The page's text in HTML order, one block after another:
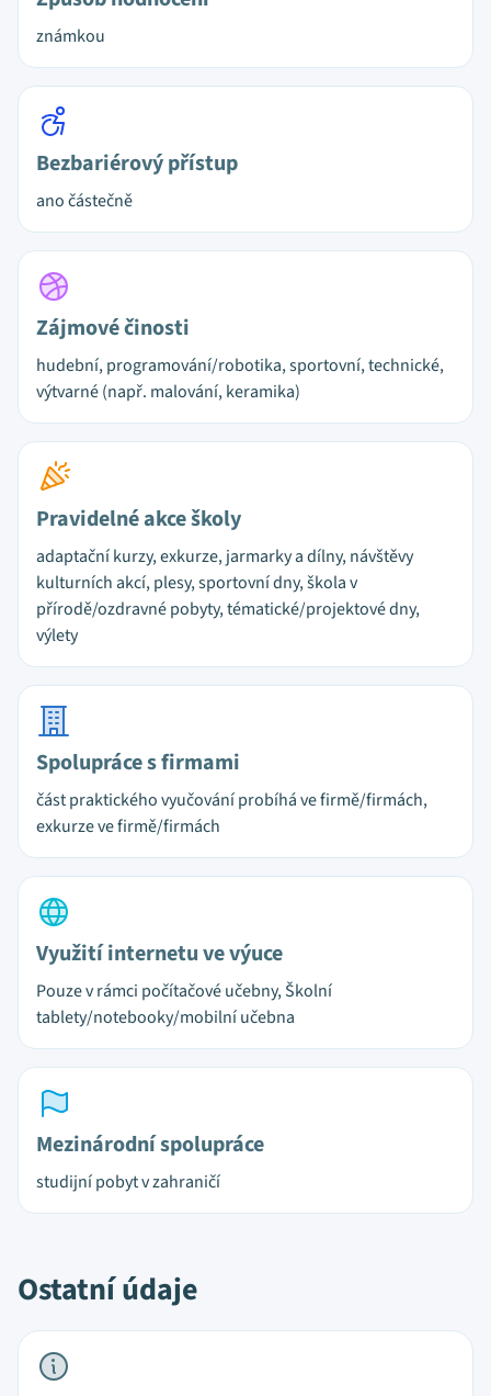
známkou
Bezbariérový přístup
ano částečně
Zájmové činosti
hudební, programování/robotika, sportovní, technické,
výtvarné (např. malování, keramika)
Pravidelné akce školy
adaptační kurzy, exkurze, jarmarky a dílny, návštěvy
kulturních akcí, plesy, sportovní dny, škola v
přírodě/ozdravné pobyty, tématické/projektové dny,
výlety
Spolupráce s firmami
část praktického vyučování probíhá ve firmě/firmách,
exkurze ve firmě/firmách
Využití internetu ve výuce
Pouze v rámci počítačové učebny, Školní
tablety/notebooky/mobilní učebna
Mezinárodní spolupráce
studijní pobyt v zahraničí
Ostatní údaje